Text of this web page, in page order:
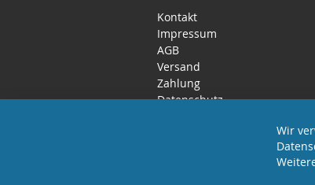
Kontakt
Impressum
AGB
Versand
Zahlung
Datenschutz
Wir